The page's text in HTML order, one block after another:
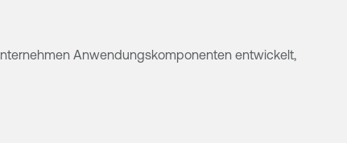
Anwendungskomponenten entwickelt,